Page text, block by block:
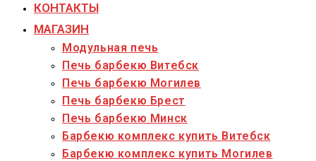
КОНТАКТЫ
МАГАЗИН
Модульная печь
Печь барбекю Витебск
Печь барбекю Могилев
Печь барбекю Брест
Печь барбекю Минск
Барбекю комплекс купить Витебск
Барбекю комплекс купить Могилев